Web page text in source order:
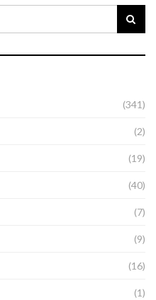
(341)
(2)
(19)
(40)
(7)
(9)
(16)
(1)